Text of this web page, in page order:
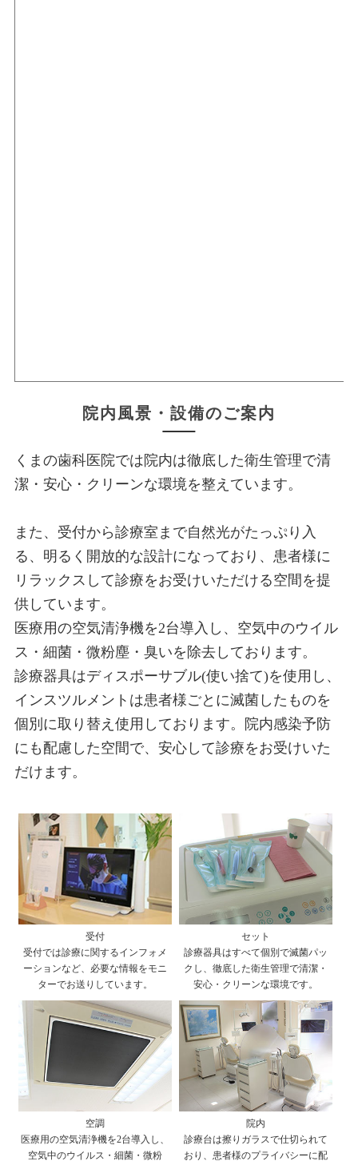
院内風景・設備のご案内
くまの歯科医院では院内は徹底した衛生管理で清
潔・安心・クリーンな環境を整えています。
また、受付から診療室まで自然光がたっぷり入
る、明るく開放的な設計になっており、患者様に
リラックスして診療をお受けいただける空間を提
供しています。
医療用の空気清浄機を2台導入し、空気中のウイル
ス・細菌・微粉塵・臭いを除去しております。
診療器具はディスポーサブル(使い捨て)を使用し、
インスツルメントは患者様ごとに滅菌したものを
個別に取り替え使用しております。院内感染予防
にも配慮した空間で、安心して診療をお受けいた
だけます。
受付
受付では診療に関するインフォメ
ーションなど、必要な情報をモニ
ターでお送りしています。
セット
診療器具はすべて個別で滅菌パッ
クし、徹底した衛生管理で清潔・
安心・クリーンな環境です。
空調
医療用の空気清浄機を2台導入し、
空気中のウイルス・細菌・微粉
院内
診療台は擦りガラスで仕切られて
おり、患者様のプライバシーに配